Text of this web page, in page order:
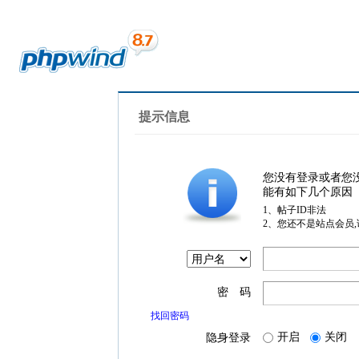
提示信息
您没有登录或者您
能有如下几个原因
1、帖子ID非法
2、您还不是站点会员
密 码
找回密码
隐身登录 开启 关闭